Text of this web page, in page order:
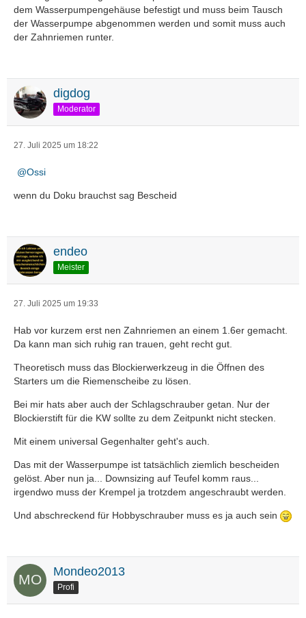
dem Wasserpumpengehäuse befestigt und muss beim Tausch
der Wasserpumpe abgenommen werden und somit muss auch
der Zahnriemen runter.
digdog
Moderator
27. Juli 2025 um 18:22
Ossi
wenn du Doku brauchst sag Bescheid
endeo
Meister
27. Juli 2025 um 19:33
Hab vor kurzem erst nen Zahnriemen an einem 1.6er gemacht.
Da kann man sich ruhig ran trauen, geht recht gut.
Theoretisch muss das Blockierwerkzeug in die Öffnen des
Starters um die Riemenscheibe zu lösen.
Bei mir hats aber auch der Schlagschrauber getan. Nur der
Blockierstift für die KW sollte zu dem Zeitpunkt nicht stecken.
Mit einem universal Gegenhalter geht's auch.
Das mit der Wasserpumpe ist tatsächlich ziemlich bescheiden
gelöst. Aber nun ja... Downsizing auf Teufel komm raus...
irgendwo muss der Krempel ja trotzdem angeschraubt werden.
Und abschreckend für Hobbyschrauber muss es ja auch sein
Mondeo2013
Profi